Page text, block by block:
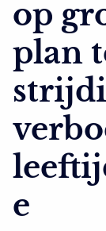
op
plan
e